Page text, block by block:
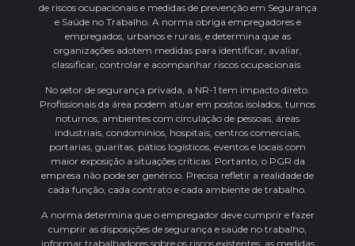
de riscos ocupacionais e medidas de prevenção em Segurança
e Saúde no Trabalho. A norma obriga empregadores e
empregados, urbanos e rurais, e determina que as
organizações adotem medidas para identificar, avaliar,
classificar, controlar e acompanhar riscos ocupacionais.
No setor de segurança privada, a NR-1 tem impacto direto.
Profissionais da área podem atuar em postos isolados, turnos
noturnos, ambientes com circulação de pessoas, áreas
industriais, condomínios, hospitais, centros comerciais,
portarias, guaritas, pátios logísticos, eventos e locais com
maior exposição a situações críticas. Portanto, o PGR da
empresa não pode ser genérico. Precisa refletir a realidade de
cada função, cada contrato e cada ambiente de trabalho.
A norma determina que o empregador deve cumprir e fazer
cumprir as disposições de segurança e saúde no trabalho,
informar trabalhadores sobre os riscos existentes, as medidas